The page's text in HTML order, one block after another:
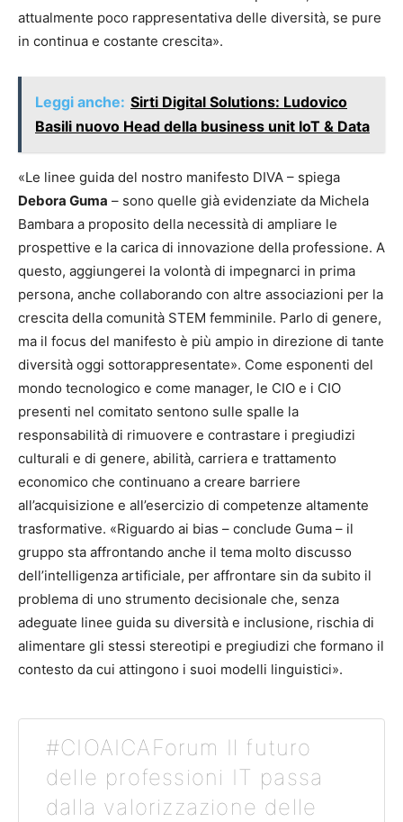
attualmente poco rappresentativa delle diversità, se pure
in continua e costante crescita».
Leggi anche: Sirti Digital Solutions: Ludovico
Basili nuovo Head della business unit IoT & Data
«Le linee guida del nostro manifesto DIVA – spiega
Debora Guma – sono quelle già evidenziate da Michela
Bambara a proposito della necessità di ampliare le
prospettive e la carica di innovazione della professione. A
questo, aggiungerei la volontà di impegnarci in prima
persona, anche collaborando con altre associazioni per la
crescita della comunità STEM femminile. Parlo di genere,
ma il focus del manifesto è più ampio in direzione di tante
diversità oggi sottorappresentate». Come esponenti del
mondo tecnologico e come manager, le CIO e i CIO
presenti nel comitato sentono sulle spalle la
responsabilità di rimuovere e contrastare i pregiudizi
culturali e di genere, abilità, carriera e trattamento
economico che continuano a creare barriere
all’acquisizione e all’esercizio di competenze altamente
trasformative. «Riguardo ai bias – conclude Guma – il
gruppo sta affrontando anche il tema molto discusso
dell’intelligenza artificiale, per affrontare sin da subito il
problema di uno strumento decisionale che, senza
adeguate linee guida su diversità e inclusione, rischia di
alimentare gli stessi stereotipi e pregiudizi che formano il
contesto da cui attingono i suoi modelli linguistici».
#CIOAICAForum Il futuro
delle professioni IT passa
dalla valorizzazione delle